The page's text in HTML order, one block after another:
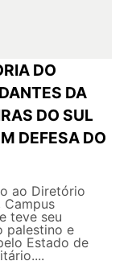
DO
DA
DO SUL
DEFESA DO
ao Diretório
Campus
teve seu
palestino e
Estado de